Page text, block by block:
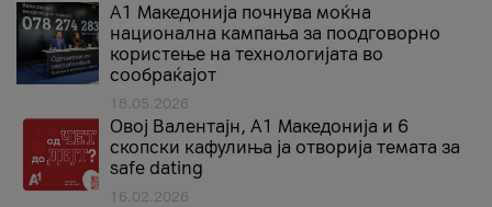
A1 Македонија почнува моќна
национална кампања за поодговорно
користење на технологијата во
сообраќајот
18.05.2026
Овој Валентајн, A1 Македонија и 6
скопски кафулиња ја отворија темата за
safe dating
16.02.2026